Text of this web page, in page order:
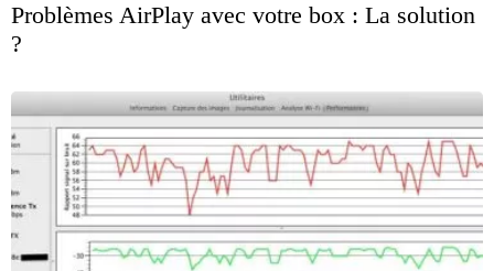
Problèmes AirPlay avec votre box : La solution
?